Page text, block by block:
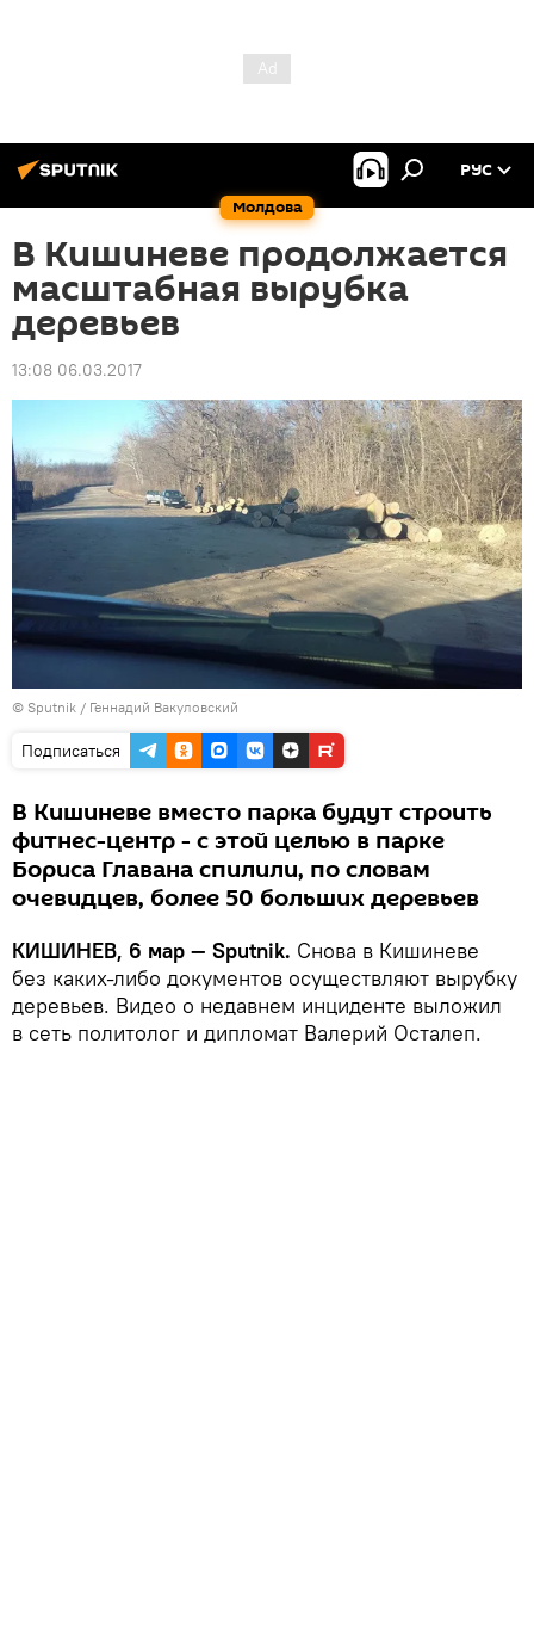
Молдова
РУС
В Кишиневе продолжается
масштабная вырубка
деревьев
13:08 06.03.2017
© Sputnik / Геннадий Вакуловский
Подписаться
В Кишиневе вместо парка будут строить
фитнес-центр - с этой целью в парке
Бориса Главана спилили, по словам
очевидцев, более 50 больших деревьев
КИШИНЕВ, 6 мар — Sputnik. Снова в Кишиневе
без каких-либо документов осуществляют вырубку
деревьев. Видео о недавнем инциденте выложил
в сеть политолог и дипломат Валерий Осталеп.